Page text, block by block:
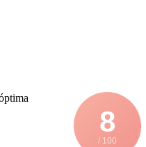
8
/ 100